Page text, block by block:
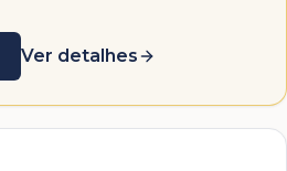
Ver detalhes